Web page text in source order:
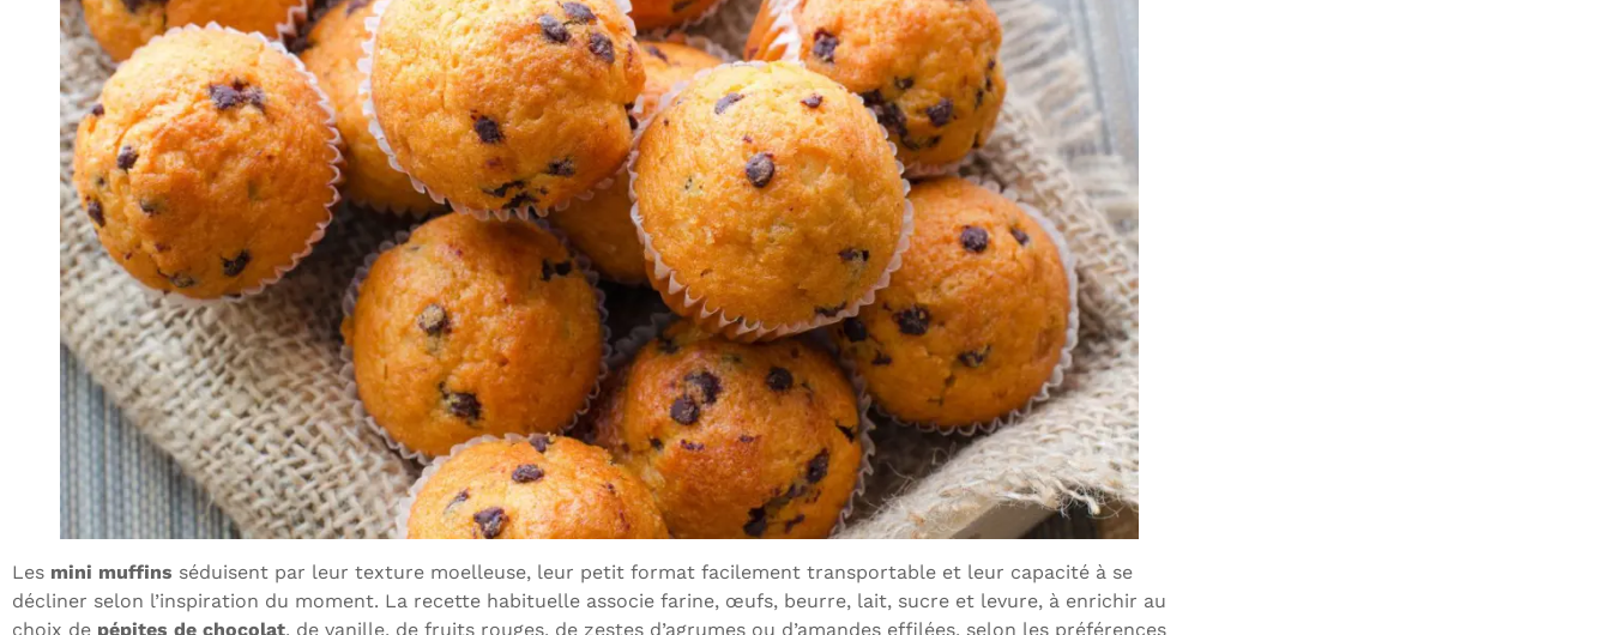
Les mini muffins séduisent par leur texture moelleuse, leur petit format facilement transportable et leur capacité à se
décliner selon l’inspiration du moment. La recette habituelle associe farine, œufs, beurre, lait, sucre et levure, à enrichir au
choix de pépites de chocolat, de vanille, de fruits rouges, de zestes d’agrumes ou d’amandes effilées, selon les préférences